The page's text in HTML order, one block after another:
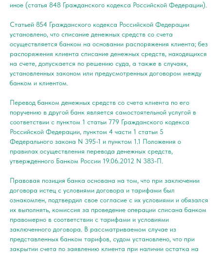
иное (статья 848 Гражданского кодекса Российской Федерации).
Статьей 854 Гражданского кодекса Российской Федерации
установлено, что списание денежных средств со счета
осуществляется банком на основании распоряжения клиента; без
распоряжения клиента списание денежных средств, находящихся
на счете, допускается по решению суда, а также в случаях,
установленных законом или предусмотренных договором между
банком и клиентом.
Перевод банком денежных средств со счета клиента по его
поручению в другой банк является самостоятельной услугой в
соответствии с пунктом 1 статьи 779 Гражданского кодекса
Российской Федерации, пунктом 4 части 1 статьи 5
Федерального закона N 395-1 и пунктом 1.1 Положения о
правилах осуществления перевода денежных средств,
утвержденного Банком России 19.06.2012 N 383-П.
Правовая позиция банка основана на том, что при заключении
договора истец с условиями договора и тарифами был
ознакомлен, подтвердил свое согласие с их условиями и обязался
их выполнять, комиссия за проведение операции списана банком
правомерно в соответствии с тарифами и условиями
заключенного договора. В рассматриваемом случае из
представленных банком тарифов, судом установлено, что при
закрытии счета по заявлению клиента при наличии остатка на